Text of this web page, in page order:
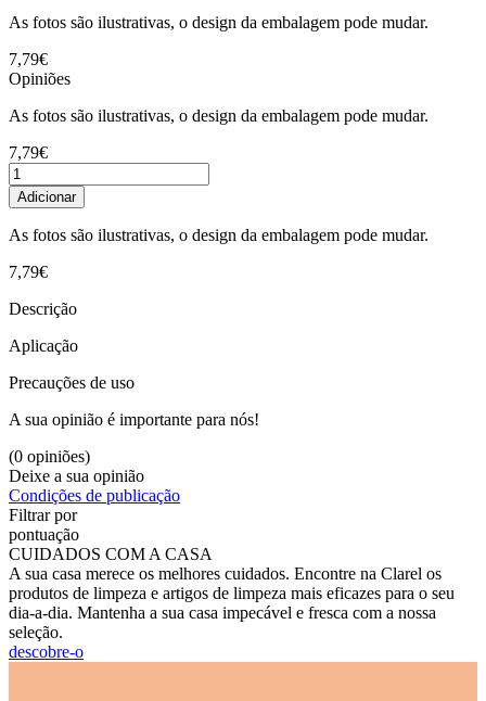
As fotos são ilustrativas, o design da embalagem pode mudar.
7,79€
Opiniões
As fotos são ilustrativas, o design da embalagem pode mudar.
7,79€
Adicionar
As fotos são ilustrativas, o design da embalagem pode mudar.
7,79€
Descrição
Aplicação
Precauções de uso
A sua opinião é importante para nós!
(0 opiniões)
Deixe a sua opinião
Condições de publicação
Filtrar por
pontuação
CUIDADOS COM A CASA
A sua casa merece os melhores cuidados. Encontre na Clarel os
produtos de limpeza e artigos de limpeza mais eficazes para o seu
dia-a-dia. Mantenha a sua casa impecável e fresca com a nossa
seleção.
descobre-o